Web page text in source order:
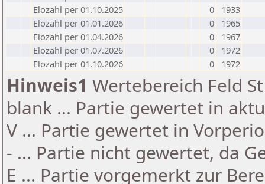
Elozahl per 01.10.2025
0
1933
Elozahl per 01.01.2026
0
1965
Elozahl per 01.04.2026
0
1967
Elozahl per 01.07.2026
0
1972
Elozahl per 01.10.2026
0 1972
Hinweis1 Wertebereich Feld
blank ... Partie gewertet in
V ... Partie gewertet in
- ... Partie nicht gewertet, da
E ... Partie vorgemerkt zur